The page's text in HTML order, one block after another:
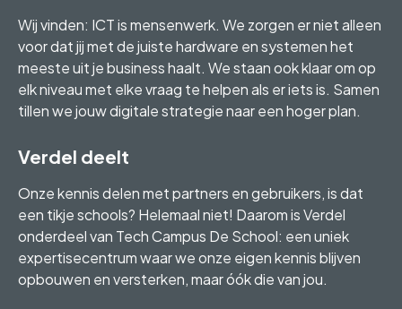
Wij vinden: ICT is mensenwerk. We zorgen er niet alleen
voor dat jij met de juiste hardware en systemen het
meeste uit je business haalt. We staan ook klaar om op
elk niveau met elke vraag te helpen als er iets is. Samen
tillen we jouw digitale strategie naar een hoger plan.
Verdel deelt
Onze kennis delen met partners en gebruikers, is dat
een tikje schools? Helemaal niet! Daarom is Verdel
onderdeel van Tech Campus De School: een uniek
expertisecentrum waar we onze eigen kennis blijven
opbouwen en versterken, maar óók die van jou.